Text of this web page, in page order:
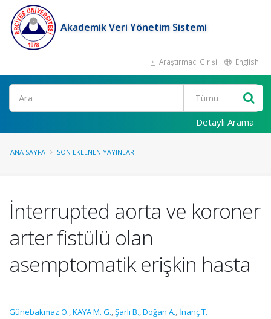
Akademik Veri Yönetim Sistemi
Araştırmacı Girişi English
Ara
Detaylı Arama
ANA SAYFA SON EKLENEN YAYINLAR
İnterrupted aorta ve koroner
arter fistülü olan
asemptomatik erişkin hasta
Günebakmaz Ö.,KAYA M. G.,Şarlı B.,Doğan A., İnanç T.